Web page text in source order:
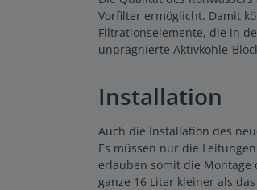
Vorfilter ermöglicht. Damit
Filtrationselemente, die in
unprägnierte Aktivkohle-
Installation
Auch die Installation des
Es müssen nur die
erlauben somit die Montage
ganze 16 Liter kleiner als